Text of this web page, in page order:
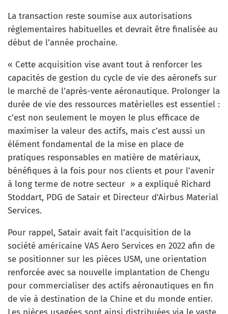
La transaction reste soumise aux autorisations
réglementaires habituelles et devrait être finalisée au
début de l’année prochaine.
« Cette acquisition vise avant tout à renforcer les
capacités de gestion du cycle de vie des aéronefs sur
le marché de l’après-vente aéronautique. Prolonger la
durée de vie des ressources matérielles est essentiel :
c’est non seulement le moyen le plus efficace de
maximiser la valeur des actifs, mais c’est aussi un
élément fondamental de la mise en place de
pratiques responsables en matière de matériaux,
bénéfiques à la fois pour nos clients et pour l’avenir
à long terme de notre secteur » a expliqué Richard
Stoddart, PDG de Satair et Directeur d’Airbus Material
Services.
Pour rappel, Satair avait fait l’acquisition de la
société américaine VAS Aero Services en 2022 afin de
se positionner sur les pièces USM, une orientation
renforcée avec sa nouvelle implantation de Chengu
pour commercialiser des actifs aéronautiques en fin
de vie à destination de la Chine et du monde entier.